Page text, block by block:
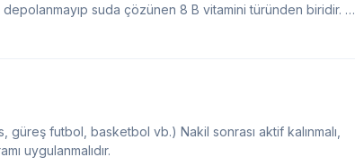
suda çözünen 8 B vitamini türünden biridir. B2
güreş futbol, basketbol vb.) Nakil sonrası aktif kalınmalı,
uygulanmalıdır.